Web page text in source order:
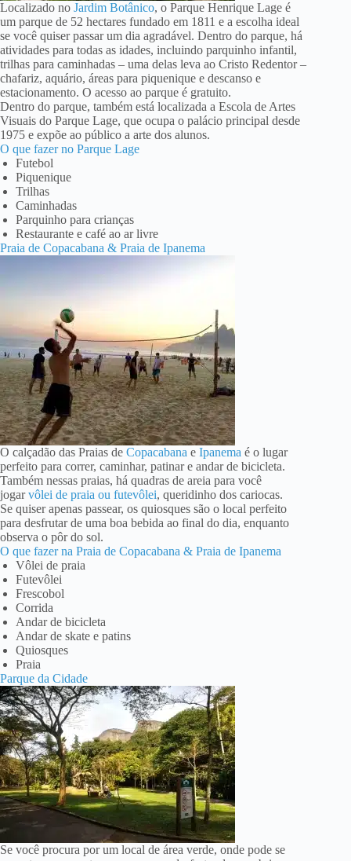
Localizado no Jardim Botânico, o Parque Henrique Lage é
um parque de 52 hectares fundado em 1811 e a escolha ideal
se você quiser passar um dia agradável. Dentro do parque, há
atividades para todas as idades, incluindo parquinho infantil,
trilhas para caminhadas – uma delas leva ao Cristo Redentor –
chafariz, aquário, áreas para piquenique e descanso e
estacionamento. O acesso ao parque é gratuito.
Dentro do parque, também está localizada a Escola de Artes
Visuais do Parque Lage, que ocupa o palácio principal desde
1975 e expõe ao público a arte dos alunos.
O que fazer no Parque Lage
Futebol
Piquenique
Trilhas
Caminhadas
Parquinho para crianças
Restaurante e café ao ar livre
Praia de Copacabana & Praia de Ipanema
O calçadão das Praias de Copacabana e Ipanema é o lugar
perfeito para correr, caminhar, patinar e andar de bicicleta.
Também nessas praias, há quadras de areia para você
jogarvôlei de praia ou futevôlei, queridinho dos cariocas.
Se quiser apenas passear, os quiosques são o local perfeito
para desfrutar de uma boa bebida ao final do dia, enquanto
observa o pôr do sol.
O que fazer na Praia de Copacabana & Praia de Ipanema
Vôlei de praia
Futevôlei
Frescobol
Corrida
Andar de bicicleta
Andar de skate e patins
Quiosques
Praia
Parque da Cidade
Se você procura por um local de área verde, onde pode se